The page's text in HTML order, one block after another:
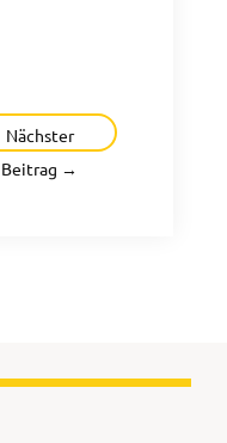
Nächster
Beitrag →